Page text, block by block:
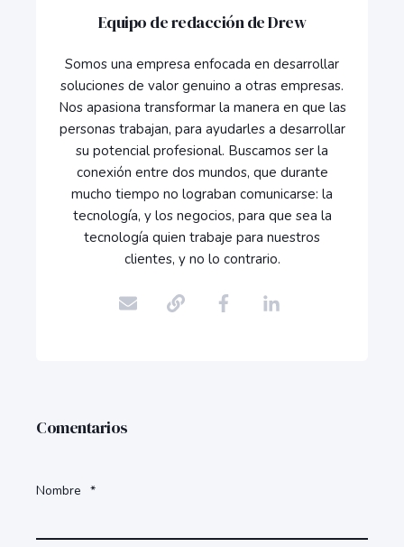
Equipo de redacción de Drew
Somos una empresa enfocada en desarrollar
soluciones de valor genuino a otras empresas.
Nos apasiona transformar la manera en que las
personas trabajan, para ayudarles a desarrollar
su potencial profesional. Buscamos ser la
conexión entre dos mundos, que durante
mucho tiempo no lograban comunicarse: la
tecnología, y los negocios, para que sea la
tecnología quien trabaje para nuestros
clientes, y no lo contrario.
Comentarios
Nombre *